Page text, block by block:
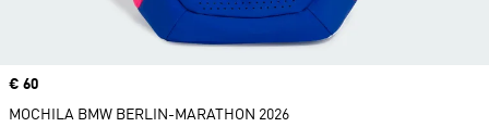
Price
€ 60
MOCHILA BMW BERLIN-MARATHON 2026